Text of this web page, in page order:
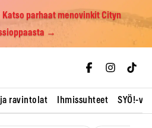
parhaat menovinkit Cityn
→
ja ravintolat Ihmissuhteet SYÖ!-